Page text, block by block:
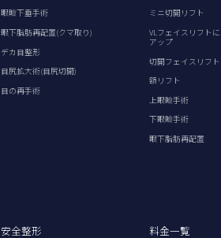
眼瞼下垂手術
眼下脂肪再配置(クマ取り)
デカ目整形
目尻拡大術(目尻切開)
目の再手術
ミニ切開リフト
VLフェイスリフト
アップ
切開フェイスリフト
額リフト
上眼瞼手術
下眼瞼手術
眼下脂肪再配置
安全整形 料金一覧